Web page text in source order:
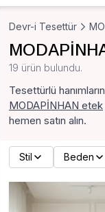
Devr-i Tesettür
19 ürün bulundu.
Tesettürlü
MODAPİNHAN etek
hemen satın alın.
Stil Beden